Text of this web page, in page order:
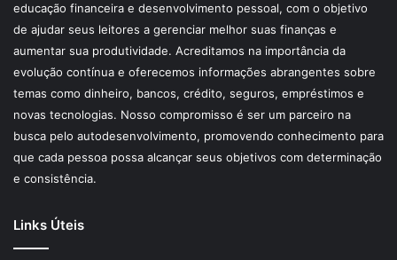
educação financeira e desenvolvimento pessoal, com o objetivo
de ajudar seus leitores a gerenciar melhor suas finanças e
aumentar sua produtividade. Acreditamos na importância da
evolução contínua e oferecemos informações abrangentes sobre
temas como dinheiro, bancos, crédito, seguros, empréstimos e
novas tecnologias. Nosso compromisso é ser um parceiro na
busca pelo autodesenvolvimento, promovendo conhecimento para
que cada pessoa possa alcançar seus objetivos com determinação
e consistência.
Links Úteis